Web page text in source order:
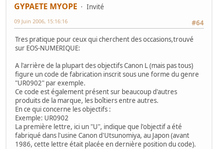
GYPAETE MYOPE
Invité
#64
09 Juin 2006, 15:16:16
Tres pratique pour ceux qui cherchent des occasions,trouvé
sur EOS-NUMERIQUE:
A l'arrière de la plupart des objectifs Canon L (mais pas tous)
figure un code de fabrication inscrit sous une forme du genre
"UR0902" par exemple.
Ce code est également présent sur beaucoup d'autres
produits de la marque, les boîtiers entre autres.
En ce qui concerne les objectifs :
Exemple: UR0902
La première lettre, ici un "U", indique que l'objectif a été
fabriqué dans l'usine Canon d'Utsunomiya, au Japon (avant
1986, cette lettre était placée en dernière position du code).